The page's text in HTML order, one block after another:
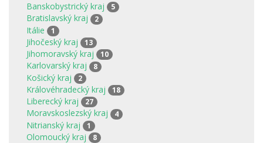
Banskobystrický kraj 5
Bratislavský kraj 2
Itálie 1
Jihočeský kraj 13
Jihomoravský kraj 10
Karlovarský kraj 8
Košický kraj 2
Královéhradecký kraj 18
Liberecký kraj 27
Moravskoslezský kraj 4
Nitrianský kraj 1
Olomoucký kraj 8